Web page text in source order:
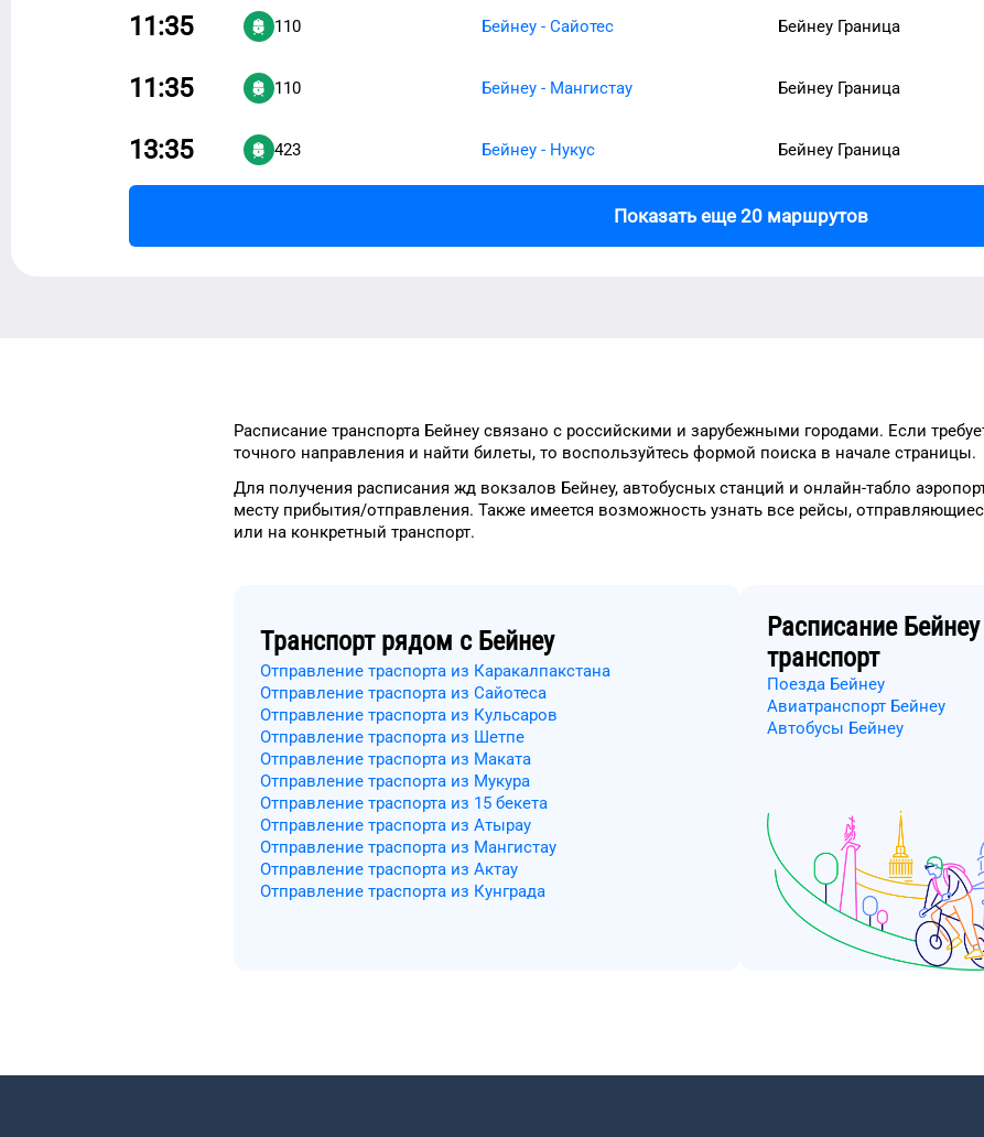
11:35 110 Бейнеу - Сайотес Бейнеу Граница
11:35 110 Бейнеу - Мангистау Бейнеу Граница
13:35 423 Бейнеу - Нукус Бейнеу Граница
Показать еще 20 маршрутов
Расписание транспорта Бейнеу связано с российскими и зарубежными городами. Если
точного направления и найти билеты, то воспользуйтесь формой поиска в начале страницы.
Для получения расписания жд вокзалов Бейнеу, автобусных станций и онлайн-табло
месту прибытия/отправления. Также имеется возможность узнать все рейсы,
или на конкретный транспорт.
Транспорт рядом с Бейнеу
Отправление траспорта из Каракалпакстана
Отправление траспорта из Сайотеса
Отправление траспорта из Кульсаров
Отправление траспорта из Шетпе
Отправление траспорта из Маката
Отправление траспорта из Мукура
Отправление траспорта из 15 бекета
Отправление траспорта из Атырау
Отправление траспорта из Мангистау
Отправление траспорта из Актау
Отправление траспорта из Кунграда
Расписание Бейнеу
транспорт
Поезда Бейнеу
Авиатранспорт Бейнеу
Автобусы Бейнеу